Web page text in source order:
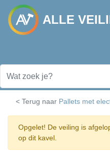
ALLE
< Terug naar Pallets met
Opgelet! De veiling is
op dit kavel.